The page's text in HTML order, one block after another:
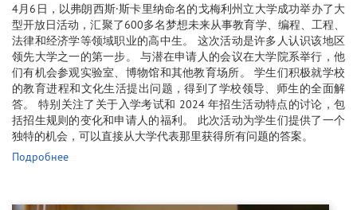
4月6日，以弗朗西斯·斯卡里纳命名的戈梅利州立大学成功举办了大
型开放日活动，汇聚了600多名梦想未来从事教育学、编程、工程、
法律和经济学等领域职业的高中生。 这次活动是许多人认识该地区
领先大学之一的第一步。 与潜在申请人的会议在大学院系举行，他
们有机会参观实验室、博物馆和其他教育场所。 学生们积极就学校
的教育进程和文化生活提出问题，得到了学校领导、师生的全面解
答。 特别关注了关于入学考试和 2024 年招生活动特点的讨论，包
括招生规则的变化和申请人的福利。 此次活动为学生们提供了一个
独特的机会，可以直接从大学代表那里获得所有问题的答案。
Подробнее